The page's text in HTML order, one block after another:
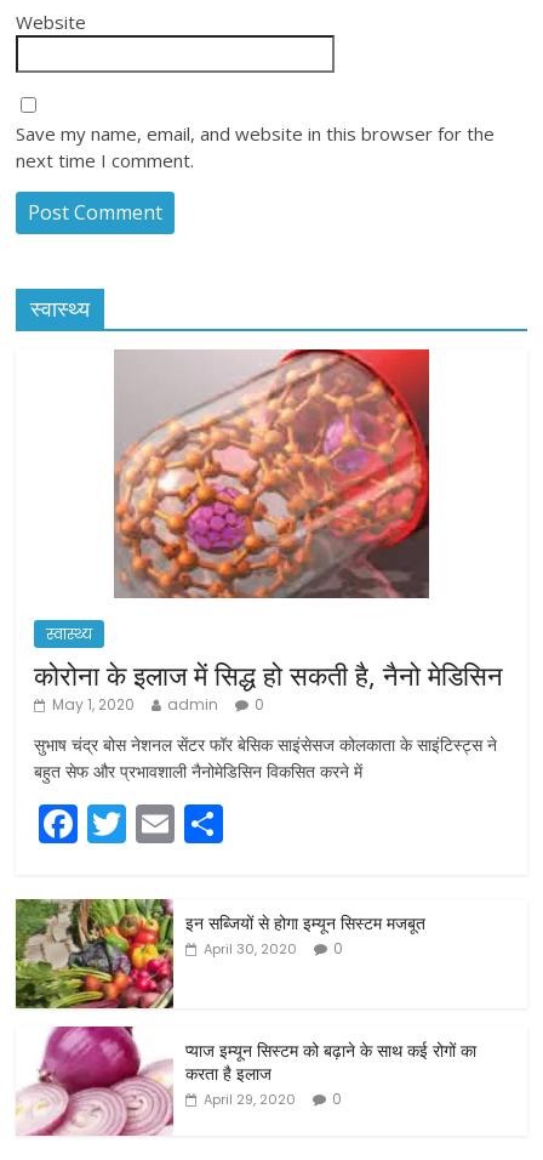
Website
Save my name, email, and website in this browser for the
next time I comment.
स्वास्थ्य
स्वास्थ्य
कोरोना के इलाज में सिद्ध हो सकती है, नैनो मेडिसिन
May 1, 2020 admin 0
सुभाष चंद्र बोस नेशनल सेंटर फॉर बेसिक साइंसेसज कोलकाता के साइंटिस्ट्स ने
बहुत सेफ और प्रभावशाली नैनोमेडिसिन विकसित करने में
F
a
c
e
b
o
o
k
T
w
itt
er
E
m
ar
e
इन सब्जियों से होगा इम्यून सिस्टम मजबूत
April 30, 2020 0
प्याज इम्यून सिस्टम को बढ़ाने के साथ कई रोगों का
करता है इलाज
April 29, 2020 0